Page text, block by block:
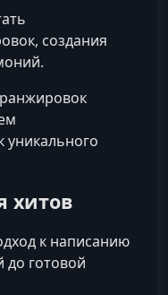
создания
хитов
к написанию
готовой